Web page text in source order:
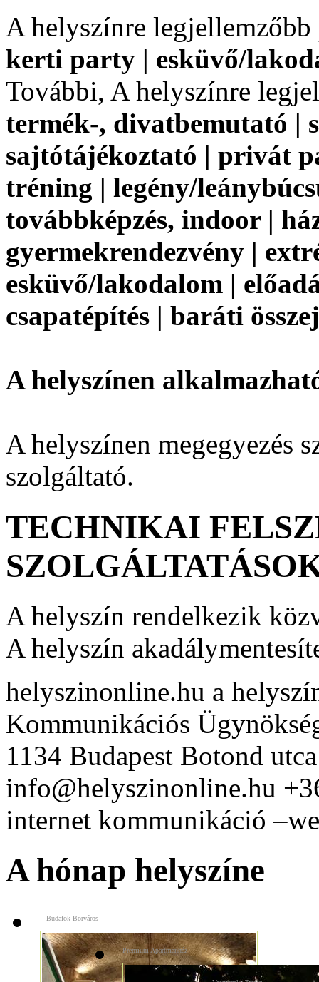
A helyszínre
kerti party | esküvő/
További, A helyszínre
termék-, divatbemutató |
sajtótájékoztató | privát
tréning | legény/
továbbképzés, indoor |
gyermekrendezvény |
esküvő/lakodalom |
csapatépítés | baráti
A helyszínen
A helyszínen megegyezés
szolgáltató.
TECHNIKAI
A helyszín rendelkezik
A helyszín
helyszinonline.hu a
Kommunikációs
1134 Budapest Botond
info@helyszinonline.hu
internet kommunikáció
A hónap helyszíne
Budafok Borváros
Premium Apartmanház